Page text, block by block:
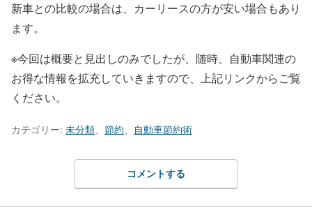
新車との比較の場合は、カーリースの方が安い場合もあり
ます。
※今回は概要と見出しのみでしたが、随時、自動車関連の
お得な情報を拡充していきますので、上記リンクからご覧
ください。
カテゴリー: 未分類 節約 自動車節約術
コメントする